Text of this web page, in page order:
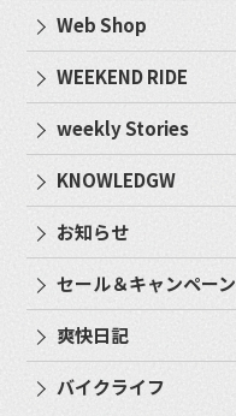
Web Shop
WEEKEND RIDE
weekly Stories
KNOWLEDGW
お知らせ
セール＆キャンペーン
爽快日記
バイクライフ